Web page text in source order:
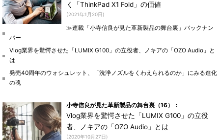
く「ThinkPad X1 Fold」の価値
(2021年1月20日)
≫連載「小寺信良が見た革新製品の舞台裏」バックナン
バー
Vlog業界を驚愕させた「LUMIX G100」の立役者、ノキアの「OZO Audio」と
は
発売40周年のウォシュレット、「洗浄ノズルをくわえられるのか」にみる進化
の魂
小寺信良が見た革新製品の舞台裏（16）：
Vlog業界を驚愕させた「LUMIX G100」の立役
者、ノキアの「OZO Audio」とは
(2020年10月27日)